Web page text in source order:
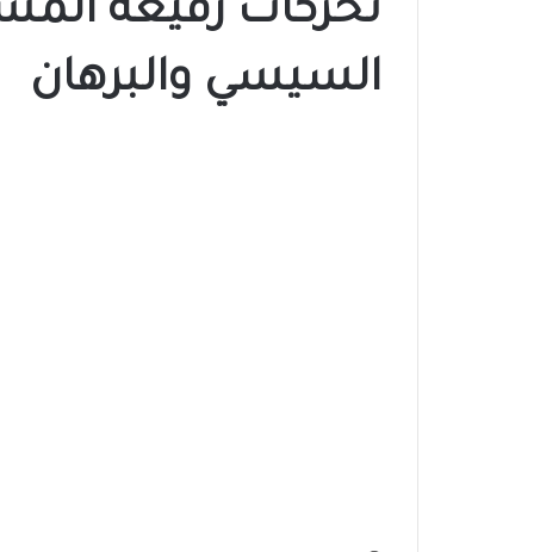
تحركات رفيعة
السيسي والبرهان